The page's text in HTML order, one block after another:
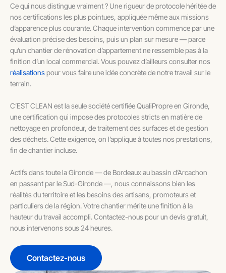
Ce qui nous distingue vraiment ? Une rigueur de protocole héritée de
nos certifications les plus pointues, appliquée même aux missions
d’apparence plus courante. Chaque intervention commence par une
évaluation précise des besoins, puis un plan sur mesure — parce
qu’un chantier de rénovation d’appartement ne ressemble pas à la
finition d’un local commercial. Vous pouvez d’ailleurs consulter nos
réalisationspour vous faire une idée concrète de notre travail sur le
terrain.
C’EST CLEAN est la seule société certifiée QualiPropre en Gironde,
une certification qui impose des protocoles stricts en matière de
nettoyage en profondeur, de traitement des surfaces et de gestion
des déchets. Cette exigence, on l’applique à toutes nos prestations,
fin de chantier incluse.
Actifs dans toute la Gironde — de Bordeaux au bassin d’Arcachon
en passant par le Sud-Gironde —, nous connaissons bien les
réalités du territoire et les besoins des artisans, promoteurs et
particuliers de la région. Votre chantier mérite une finition à la
hauteur du travail accompli. Contactez-nous pour un devis gratuit,
nous intervenons sous 24 heures.
Contactez-nous